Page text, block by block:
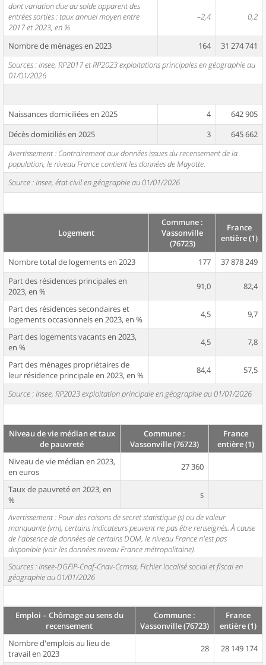
dont variation due au solde apparent des
entrées sorties : taux annuel moyen entre
2017 et 2023, en %
–2,4 0,2
Nombre de ménages en 2023 164
31 274 741
Sources : Insee, RP2017 et RP2023 exploitations principales en géographie au
01/01/2026
Naissances domiciliées en 2025 4
642 905
Décès domiciliés en 2025
3
645 662
Avertissement : Contrairement aux données issues du recensement de la
population, le niveau France contient les données de Mayotte.
Source : Insee, état civil en géographie au 01/01/2026
Logement
Commune :
Vassonville
(76723)
France
entière (1)
Nombre total de logements en 2023 177
37 878 249
Part des résidences principales en
2023, en %
91,0 82,4
Part des résidences secondaires et
logements occasionnels en 2023, en %
4,5 9,7
Part des logements vacants en 2023,
en %
4,5 7,8
Part des ménages propriétaires de
leur résidence principale en 2023, en %
84,4 57,5
Source : Insee, RP2023 exploitation principale en géographie au 01/01/2026
Niveau de vie médian et taux
de pauvreté
Commune :
Vassonville (76723)
France
entière (1)
Niveau de vie médian en 2023,
en euros
27 360
Taux de pauvreté en 2023, en
%
s
Avertissement : Pour des raisons de secret statistique (s) ou de valeur
manquante (vm), certains indicateurs peuvent ne pas être renseignés. À cause
de l'absence de données de certains DOM, le niveau France n'est pas
disponible (voir les données niveau France métropolitaine).
Sources : Insee-DGFiP-Cnaf-Cnav-Ccmsa, Fichier localisé social et fiscal en
géographie au 01/01/2026
Emploi – Chômage au sens du
recensement
Commune :
Vassonville (76723)
France
entière (1)
Nombre d'emplois au lieu de
travail en 2023
28 28 149 174